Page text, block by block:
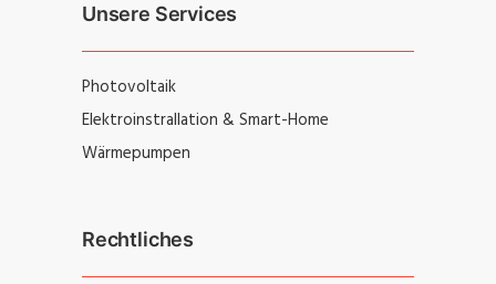
Unsere Services
Photovoltaik
Elektroinstrallation & Smart-Home
Wärmepumpen
Rechtliches